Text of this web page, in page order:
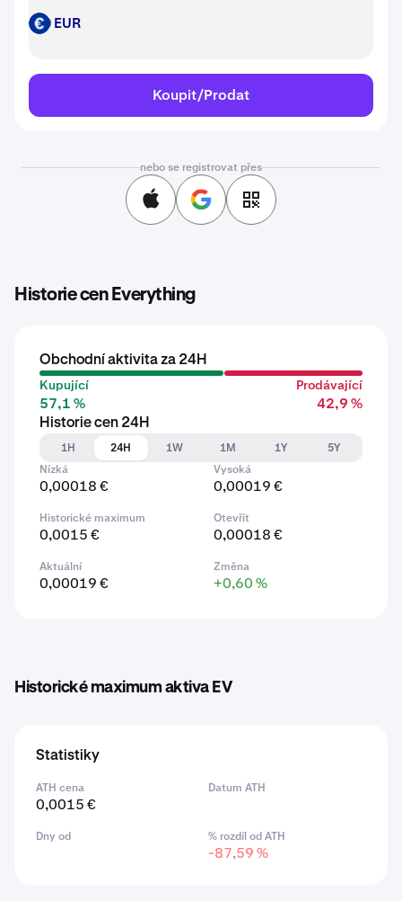
EUR EUR
Koupit/Prodat
nebo se registrovat přes
Historie cen Everything
Obchodní aktivita za 24H
Kupující
57,1 %
Prodávající
42,9 %
Historie cen 24H
1H
24H 1W 1M 1Y
5Y
Nízká
0,00018 €
Vysoká
0,00019 €
Historické maximum
0,0015 €
Otevřít
0,00018 €
Aktuální
0,00019 €
Změna
+0,60 %
Historické maximum aktiva EV
Statistiky
ATH cena
0,0015 €
Datum ATH
Dny od % rozdíl od ATH
-87,59 %